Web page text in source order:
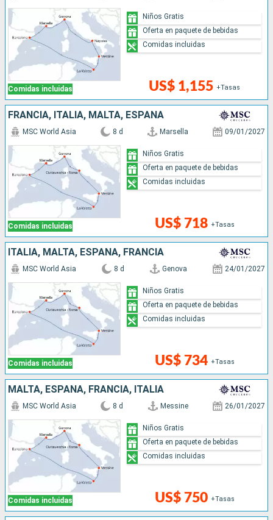
Comidas incluidas US$ 1,155 +Tasas
Niños Gratis
Oferta en paquete de bebidas
Comidas incluidas
FRANCIA, ITALIA, MALTA, ESPAÑA
Comidas incluidas
MSC World Asia 8 d Marsella 09/01/2027
US$ 718 +Tasas
Niños Gratis
Oferta en paquete de bebidas
Comidas incluidas
ITALIA, MALTA, ESPAÑA, FRANCIA
Comidas incluidas
MSC World Asia 8 d Genova 24/01/2027
US$ 734 +Tasas
Niños Gratis
Oferta en paquete de bebidas
Comidas incluidas
MALTA, ESPAÑA, FRANCIA, ITALIA
Comidas incluidas
MSC World Asia 8 d Messine 26/01/2027
US$ 750 +Tasas
Niños Gratis
Oferta en paquete de bebidas
Comidas incluidas